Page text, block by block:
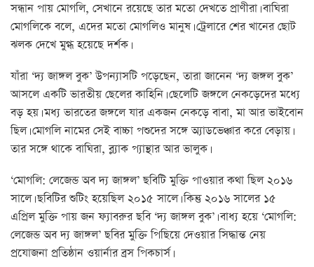
সন্ধান পায় মোগলি, সেখানে রয়েছে তার মতো দেখতে প্রাণীরা। বাঘিরা
মোগলিকে বলে, এদের মতো মোগলিও মানুষ। ট্রেলারে শের খানের ছোট
ঝলক দেখে মুগ্ধ হয়েছে দর্শক।
যাঁরা ‘দ্য জাঙ্গল বুক’ উপন্যাসটি পড়েছেন, তারা জানেন ‘দ্য জঙ্গল বুক’
আসলে একটি ভারতীয় ছেলের কাহিনি। ছেলেটি জঙ্গলে নেকড়েদের মধ্যে
বড় হয়। মধ্য ভারতের জঙ্গলে যার একজন নেকড়ে বাবা, মা আর ভাইবোন
ছিল। মোগলি নামের সেই বাচ্চা পশুদের সঙ্গে অ্যাডভেঞ্চার করে বেড়ায়।
তার সঙ্গে থাকে বাঘিরা, ব্ল্যাক প্যান্থার আর ভালুক।
‘মোগলি: লেজেন্ড অব দ্য জাঙ্গল’ ছবিটি মুক্তি পাওয়ার কথা ছিল ২০১৬
সালে। ছবিটির শুটিং হয়েছিল ২০১৫ সালে। কিন্তু ২০১৬ সালের ১৫
এপ্রিল মুক্তি পায় জন ফ্যাবরুর ছবি ‘দ্য জাঙ্গল বুক’। বাধ্য হয়ে ‘মোগলি:
লেজেন্ড অব দ্য জাঙ্গল’ ছবির মুক্তি পিছিয়ে দেওয়ার সিদ্ধান্ত নেয়
প্রযোজনা প্রতিষ্ঠান ওয়ার্নার ব্রস পিকচার্স।